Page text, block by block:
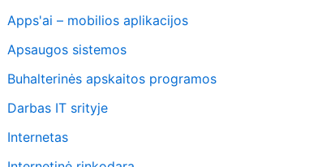
:Apps'ai – mobilios aplikacijos
Apsaugos sistemos
Buhalterinės apskaitos programos
Darbas IT srityje
Internetas